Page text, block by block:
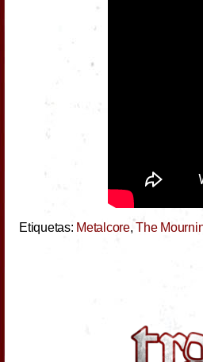
Etiquetas: Metalcore,The